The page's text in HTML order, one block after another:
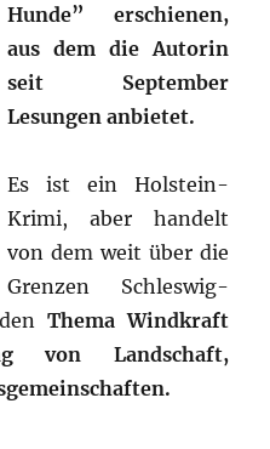
Hunde” erschienen,
aus dem die Autorin
seit September
Lesungen anbietet.
Es ist ein Holstein-
Krimi, aber handelt
von dem weit über die
Grenzen Schleswig-
Thema Windkraft
von Landschaft,